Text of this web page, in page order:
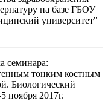
на базе ГБОУ
университет"
семинара:
тонким костным
Биологический
ноября 2017г.